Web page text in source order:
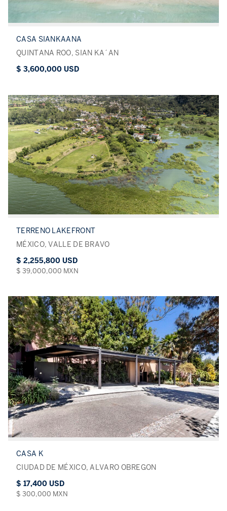
CASA SIANKAANA
QUINTANA ROO, SIAN KA´AN
$ 3,600,000 USD
TERRENO LAKEFRONT
MÉXICO, VALLE DE BRAVO
$ 2,255,800 USD
$ 39,000,000 MXN
CASA K
CIUDAD DE MÉXICO, ALVARO OBREGON
$ 17,400 USD
$ 300,000 MXN